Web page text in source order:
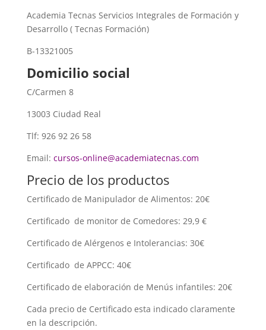
Academia Tecnas Servicios Integrales de Formación y
Desarrollo ( Tecnas Formación)
B-13321005
Domicilio social
C/Carmen 8
13003 Ciudad Real
Tlf: 926 92 26 58
Email: cursos-online@academiatecnas.com
Precio de los productos
Certificado de Manipulador de Alimentos: 20€
Certificado de monitor de Comedores: 29,9 €
Certificado de Alérgenos e Intolerancias: 30€
Certificado de APPCC: 40€
Certificado de elaboración de Menús infantiles: 20€
Cada precio de Certificado esta indicado claramente
en la descripción.